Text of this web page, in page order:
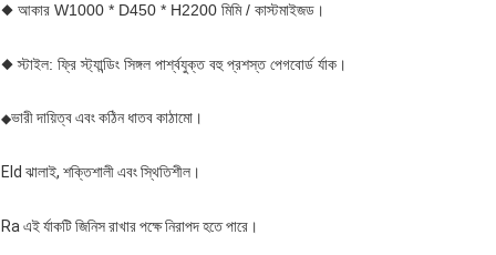
◆ আকার W1000 * D450 * H2200 মিমি / কাস্টমাইজড।
◆ স্টাইল: ফ্রি স্ট্যান্ডিং সিঙ্গল পার্শ্বযুক্ত বহু প্রশস্ত পেগবোর্ড র্যাক।
◆ভারী দায়িত্ব এবং কঠিন ধাতব কাঠামো।
Eld ঝালাই, শক্তিশালী এবং স্থিতিশীল।
Ra এই র্যাকটি জিনিস রাখার পক্ষে নিরাপদ হতে পারে।